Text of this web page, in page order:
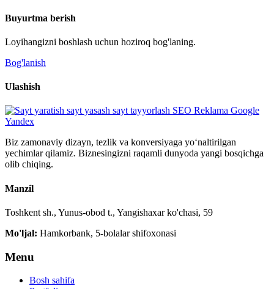
Buyurtma berish
Loyihangizni boshlash uchun hoziroq bog'laning.
Bog'lanish
Ulashish
Biz zamonaviy dizayn, tezlik va konversiyaga yo‘naltirilgan
yechimlar qilamiz. Biznesingizni raqamli dunyoda yangi bosqichga
olib chiqing.
Manzil
Toshkent sh., Yunus-obod t., Yangishaxar ko'chasi, 59
Mo'ljal: Hamkorbank, 5-bolalar shifoxonasi
Menu
Bosh sahifa